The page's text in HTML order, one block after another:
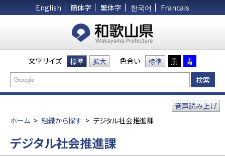
English 簡体字 繁体字 한국어 Francais
文字サイズ 標準 拡大 色合い 標準 黒 青
ホーム > 組織から探す > デジタル社会推進課
音声読み上げ
デジタル社会推進課